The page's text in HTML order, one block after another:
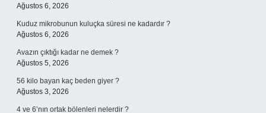
Ağustos 6, 2026
Kuduz mikrobunun kuluçka süresi ne kadardır ?
Ağustos 6, 2026
Avazın çıktığı kadar ne demek ?
Ağustos 5, 2026
56 kilo bayan kaç beden giyer ?
Ağustos 3, 2026
4 ve 6’nın ortak bölenleri nelerdir ?